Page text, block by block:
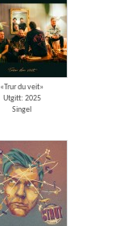
«Trur du veit»
Utgitt: 2025
Singel